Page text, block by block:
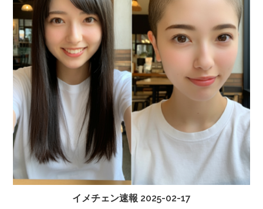
イメチェン速報 2025-02-17